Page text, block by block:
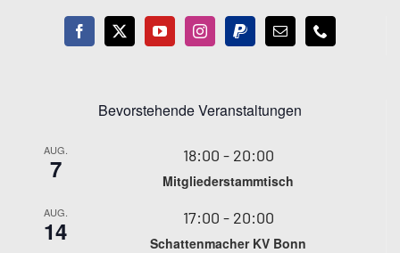
Bevorstehende Veranstaltungen
AUG.
7 18:00 - 20:00
Mitgliederstammtisch
AUG.
14 17:00 - 20:00
Schattenmacher KV Bonn